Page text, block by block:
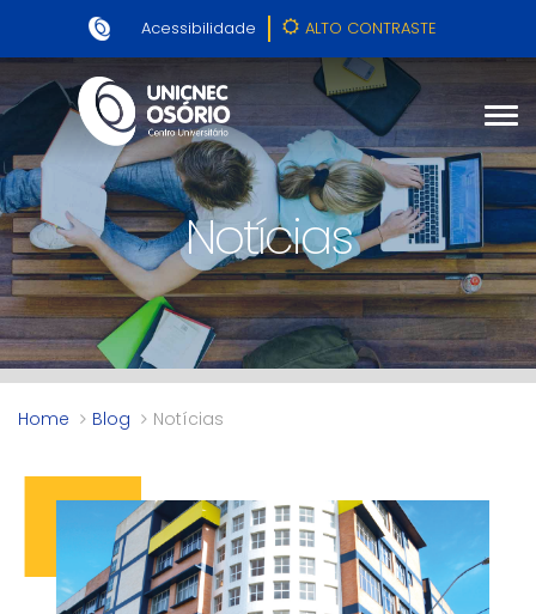
Acessibilidade ALTO CONTRASTE
Notícias
Home Blog Notícias